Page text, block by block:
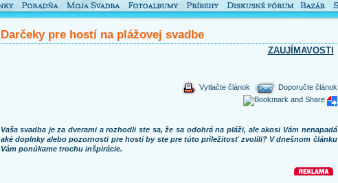
Darčeky pre hostí na plážovej svadbe
ZAUJÍMAVOSTI
Vytlačte článok Doporučte článok
Vaša svadba je za dverami a rozhodli ste sa, že sa odohrá na pláži, ale akosi Vám nenapadá
aké doplnky alebo pozornosti pre hostí by ste pre túto príležitosť zvolili? V dnešnom článku
Vám ponúkame trochu inšpirácie.